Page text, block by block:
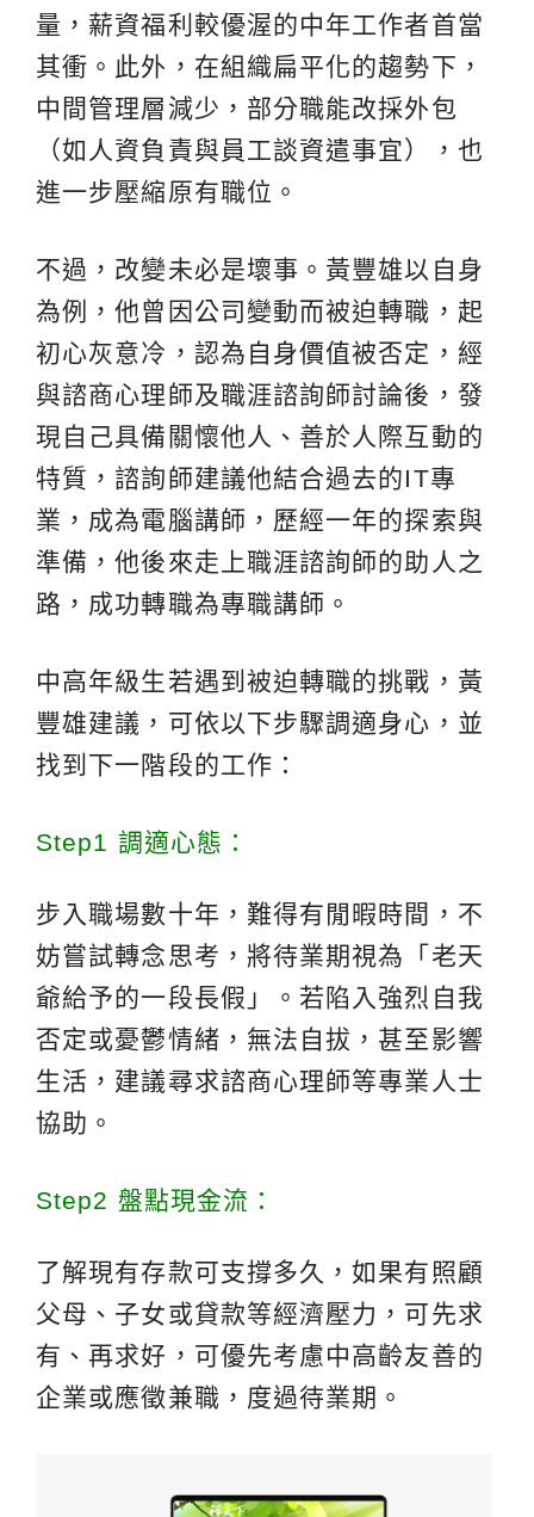
量，薪資福利較優渥的中年工作者首當
其衝。此外，在組織扁平化的趨勢下，
中間管理層減少，部分職能改採外包
（如人資負責與員工談資遣事宜），也
進一步壓縮原有職位。
不過，改變未必是壞事。黃豐雄以自身
為例，他曾因公司變動而被迫轉職，起
初心灰意冷，認為自身價值被否定，經
與諮商心理師及職涯諮詢師討論後，發
現自己具備關懷他人、善於人際互動的
特質，諮詢師建議他結合過去的IT專
業，成為電腦講師，歷經一年的探索與
準備，他後來走上職涯諮詢師的助人之
路，成功轉職為專職講師。
中高年級生若遇到被迫轉職的挑戰，黃
豐雄建議，可依以下步驟調適身心，並
找到下一階段的工作：
Step1 調適心態：
步入職場數十年，難得有閒暇時間，不
妨嘗試轉念思考，將待業期視為「老天
爺給予的一段長假」。若陷入強烈自我
否定或憂鬱情緒，無法自拔，甚至影響
生活，建議尋求諮商心理師等專業人士
協助。
Step2 盤點現金流：
了解現有存款可支撐多久，如果有照顧
父母、子女或貸款等經濟壓力，可先求
有、再求好，可優先考慮中高齡友善的
企業或應徵兼職，度過待業期。